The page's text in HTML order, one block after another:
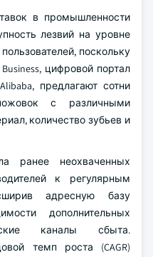
в промышленности
лезвий на уровне
поскольку
цифровой портал
предлагают сотни
с различными
количество зубьев и
ранее неохваченных
к регулярным
адресную базу
дополнительных
каналы сбыта.
темп роста (CAGR)